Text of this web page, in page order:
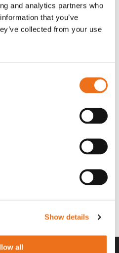
and analytics partners who
that you’ve
collected from your use
Show details
all
Lägg till i varukorg
Grön truckknapp
A00220
Lägg till i varukorg
Rotor teeth 8t/6k 0Gr/8 R6/14
(ex. moms)